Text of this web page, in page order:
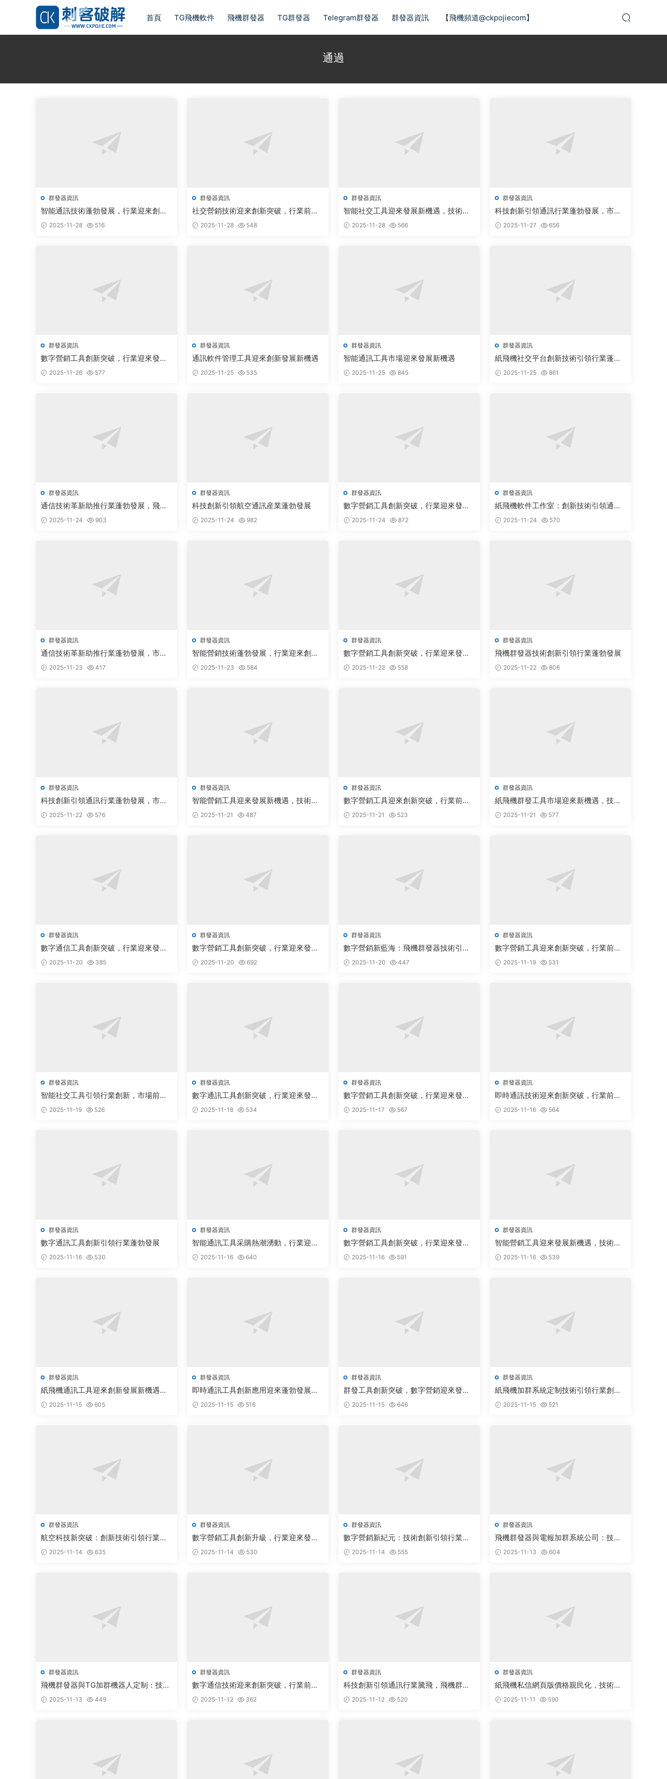
首頁 TG飛機軟件 飛機群發器 TG群發器 Telegram群發器 群發器資訊 【飛機頻道@ckpojiecom】
通過
群發器資訊
智能通訊技術蓬勃發展，行業迎來創新
突破新機遇
2025-11-28 516
群發器資訊
社交營銷技術迎來創新突破，行業前景
廣闊備受關注
2025-11-28 548
群發器資訊
智能社交工具迎來發展新機遇，技術創
新推動行業升級
2025-11-28 566
群發器資訊
科技創新引領通訊行業蓬勃發展，市場
前景廣闊備受關注
2025-11-27 656
群發器資訊
數字營銷工具創新突破，行業迎來發展
新機遇
2025-11-26 577
群發器資訊
通訊軟件管理工具迎來創新發展新機遇
2025-11-25 535
群發器資訊
智能通訊工具市場迎來發展新機遇
2025-11-25 845
群發器資訊
紙飛機社交平台創新技術引領行業蓬勃
發展2025-11-25 861
群發器資訊
通信技術革新助推行業蓬勃發展，飛機
群發器與電報群發器源碼無限制版引領
市場新機遇
2025-11-24 903
群發器資訊
科技創新引領航空通訊産業蓬勃發展
2025-11-24 982
群發器資訊
數字營銷工具創新突破，行業迎來發展
新機遇
2025-11-24 872
群發器資訊
紙飛機軟件工作室：創新技術引領通訊
行業蓬勃發展
2025-11-24 570
群發器資訊
通信技術革新助推行業蓬勃發展，市場
前景廣闊備受關注
2025-11-23 417
群發器資訊
智能營銷技術蓬勃發展，行業迎來創新
突破新機遇
2025-11-23 584
群發器資訊
數字營銷工具創新突破，行業迎來發展
新機遇
2025-11-22 558
群發器資訊
飛機群發器技術創新引領行業蓬勃發展
2025-11-22 806
群發器資訊
科技創新引領通訊行業蓬勃發展，市場
前景廣闊備受關注
2025-11-22 576
群發器資訊
智能營銷工具迎來發展新機遇，技術創
新推動行業升級
2025-11-21 487
群發器資訊
數字營銷工具迎來創新突破，行業前景
廣闊備受關注
2025-11-21 523
群發器資訊
紙飛機群發工具市場迎來新機遇，技術
創新推動行業蓬勃發展
2025-11-21 577
群發器資訊
數字通信工具創新突破，行業迎來發展
新機遇
2025-11-20 385
群發器資訊
數字營銷工具創新突破，行業迎來發展
新機遇
2025-11-20 692
群發器資訊
數字營銷新藍海：飛機群發器技術引領
社交生态創新升級
2025-11-20 447
群發器資訊
數字營銷工具迎來創新突破，行業前景
廣闊備受關注
2025-11-19 531
群發器資訊
智能社交工具引領行業創新，市場前景
廣闊備受關注
2025-11-19 526
群發器資訊
數字通訊工具創新突破，行業迎來發展
新機遇
2025-11-18 534
群發器資訊
數字營銷工具創新突破，行業迎來發展
新機遇
2025-11-17 567
群發器資訊
即時通訊技術迎來創新突破，行業前景
廣闊備受關注
2025-11-16 564
群發器資訊
數字通訊工具創新引領行業蓬勃發展
2025-11-16 530
群發器資訊
智能通訊工具采購熱潮湧動，行業迎來
創新發展新機遇
2025-11-16 640
群發器資訊
數字營銷工具創新突破，行業迎來發展
新機遇
2025-11-16 591
群發器資訊
智能營銷工具迎來發展新機遇，技術創
新推動行業升級
2025-11-16 539
群發器資訊
紙飛機通訊工具迎來創新發展新機遇，
行業前景廣闊備受關注
2025-11-15 605
群發器資訊
即時通訊工具創新應用迎來蓬勃發展新
機遇2025-11-15 516
群發器資訊
群發工具創新突破，數字營銷迎來發展
新機遇
2025-11-15 646
群發器資訊
紙飛機加群系統定制技術引領行業創新
發展新機遇
2025-11-15 521
群發器資訊
航空科技新突破：創新技術引領行業蓬
勃發展
2025-11-14 635
群發器資訊
數字營銷工具創新升級，行業迎來發展
新機遇
2025-11-14 530
群發器資訊
數字營銷新紀元：技術創新引領行業蓬
勃發展
2025-11-14 555
群發器資訊
飛機群發器與電報加群系統公司：技術
創新引領行業蓬勃發展
2025-11-13 604
群發器資訊
飛機群發器與TG加群機器人定制：技術
創新推動行業蓬勃發展
2025-11-13 449
群發器資訊
數字通信技術迎來創新突破，行業前景
廣闊備受關注
2025-11-12 362
群發器資訊
科技創新引領通訊行業騰飛，飛機群發
器與TG群發軟件采購市場前景廣闊
2025-11-12 520
群發器資訊
紙飛機私信網頁版價格親民化，技術創
新引領行業蓬勃發展
2025-11-11 590